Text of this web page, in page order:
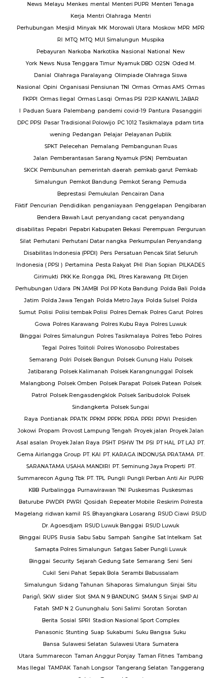
News Melayu Menkes mental Menteri PUPR Menteri Tenaga
Kerja Mentri Olahraga Mentri
Perhubungan Mesjid Minyak MK Morowali Utara Moskow MPR MPR
RI MTQ MTQ MUI Simalungun Muspika
Pebayuran Narkoba Narkotika Nasional National New
York News Nusa Tenggara Timur Nyamuk DBD O2SN Oded M.
Danial Olahraga Paralayang Olimpiade Olahraga Siswa
Nasional Opini Organisasi Pensiunan TNI Ormas Ormas AMS Ormas
FKPPI Ormas Ilegal Ormas Lasqi Ormas PSI P2IP KANWIL JABAR
I Paduan Suara Palembang pandemi covid-19 Pantura Pasanggiri
DPC PPSI Pasar Tradisional Polowijo PC 1012 Tasikmalaya pdam tirta
wening Pedangan Pelajar Pelayanan Publik
SPKT Pelecehan Pemalang Pembangunan Ruas
Jalan Pemberantasan Sarang Nyamuk (PSN) Pembuatan
SKCK Pembunuhan pemerintah daerah pemkab garut Pemkab
Simalungun Pemkot Bandung Pemkot Serang Pemuda
Beprestasi Pemukulan Pencairan Dana
Fiktif Pencurian Pendidikan penganiayaan Penggelapan Pengibaran
Bendera Bawah Laut penyandang cacat penyandang
disabilitas Pepabri Pepabri Kabupaten Bekasi Perempuan Perguruan
Silat Perhutani Perhutani Datar nangka Perkumpulan Penyandang
Disabilitas Indonesia (PPDI) Pers Persatuan Pencak Silat Seluruh
Indonesia ( PPSI ) Pertamina Pesta Rakyat PHI Pian Sopian PILKADES
Girimukti PKK Ke. Rongga PKL Plres Karawang Plt Dirjen
Perhubungan Udara PN JAMBI Pol PP Kota Bandung Polda Bali Polda
Jatim Polda Jawa Tengah Polda Metro Jaya Polda Sulsel Polda
Sumut Polisi Polisi tembak Polisi Polres Demak Polres Garut Polres
Gowa Polres Karawang Polres Kubu Raya Polres Luwuk
Binggai Polres Simalungun Polres Tasikmalaya Polres Tebo Polres
Tegal Polres Tolitoli Polres Wonosobo Polrestabes
Semarang Polri Polsek Bangun Polsek Gunung Halu Polsek
Jatibarang Polsek Kalimanah Polsek Karangnunggal Polsek
Malangbong Polsek Omben Polsek Parapat Polsek Patean Polsek
Patrol Polsek Rengasdengklok Polsek Saribudolok Polsek
Sindangkerta Polsek Sungai
Raya Pontianak PPATK PPKM PPPK PPRA PPRI PPWI Presiden
Jokowi Propam Provost Lampung Tengah Proyek jalan Proyek Jalan
Asal asalan Proyek Jalan Raya PSHT PSHW TM PSI PT HAL PT LAJ PT.
Gema Airlangga Group PT. KAI PT. KARAGA INDONUSA PRATAMA PT.
SARANATAMA USAHA MANDIRI PT. Seminung Jaya Properti PT.
Summarecon Agung Tbk PT. TPL Pungli Pungli Perban Anti Air PUPR
KBB Purbalingga Purnawirawan TNI Puskesmas Puskesmas
Baturube PWDPI PWRI Qosidah Repeater Mobile Reskrim Polresta
Magelang ridwan kamil RS. Bhayangkara Losarang RSUD Ciawi RSUD
Dr. Agoesdjam RSUD Luwuk Banggai RSUD Luwuk
Binggai RUPS Rusia Sabu Sabu Sampah Sangihe Sat Intelkam Sat
Samapta Polres Simalungun Satgas Saber Pungli Luwuk
Binggai Security Sejarah Gedung Sate Semarang Seni Seni
Cukil Seni Pahat Sepak Bola Serambi Babussalam
Simalungun Sidang Tahunan Sihaporas Simalungun Sinjai Situ
Parigi\ SKW slider Slot SMA N 9 BANDUNG SMAN 5 Sinjai SMP Al
Fatah SMP N 2 Gununghalu Soni Salimi Sorotan Sorotan
Berita Sosial SPRI Stadion Nasional Sport Complex
Panasonic Stunting Suap Sukabumi Suku Bangsa Suku
Bansa Sulawesi Selatan Sulawesi Utara Sumatera
Utara Summarecon Taman Anggur Ponjay Taman Fitnes Tambang
Mas Ilegal TAMPAK Tanah Longsor Tangerang Selatan Tanggerang